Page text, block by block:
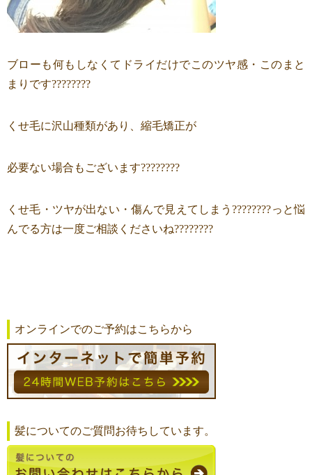
ブローも何もしなくてドライだけでこのツヤ感・このまと
まりです????????
くせ毛に沢山種類があり、縮毛矯正が
必要ない場合もございます????????
くせ毛・ツヤが出ない・傷んで見えてしまう????????っと悩
んでる方は一度ご相談くださいね????????
オンラインでのご予約はこちらから
髪についてのご質問お待ちしています。